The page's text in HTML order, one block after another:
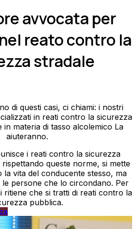
avvocata per
reato contro la
stradale
di questi casi, ci chiami: i nostri
in reati contro la sicurezza
in materia di tasso alcolemico La
aiuteranno.
i reati contro la sicurezza
queste norme, si mette
vita del conducente stesso, ma
persone che lo circondano. Per
ritiene che si tratti di reati contro la
pubblica.